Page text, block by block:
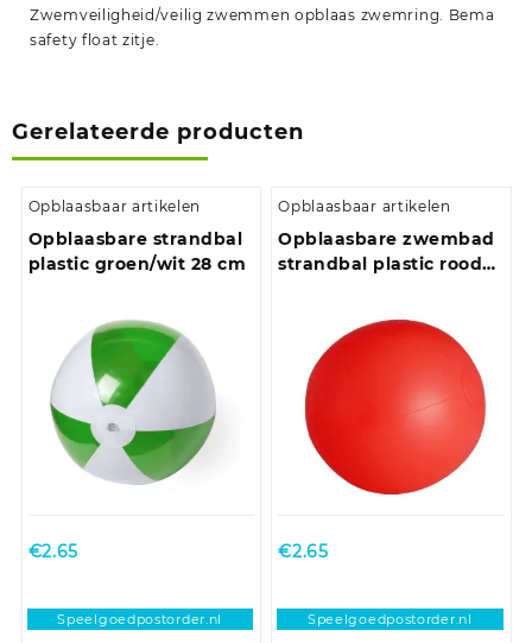
Zwemveiligheid/veilig zwemmen opblaas zwemring. Bema
safety float zitje.
Gerelateerde producten
Opblaasbaar artikelen
Opblaasbare strandbal
plastic groen/wit 28 cm
€2.65
Speelgoedpostorder.nl
Opblaasbaar artikelen
Opblaasbare zwembad
strandbal plastic rood
€2.65
Speelgoedpostorder.nl